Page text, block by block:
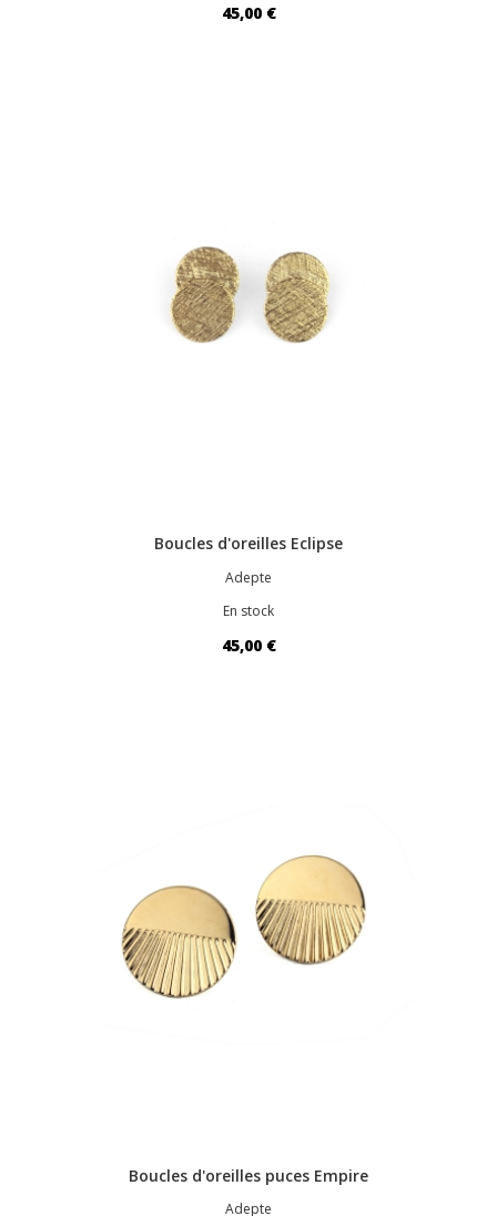
45,00 €
Boucles d'oreilles Eclipse
Adepte
En stock
45,00 €
Boucles d'oreilles puces Empire
Adepte